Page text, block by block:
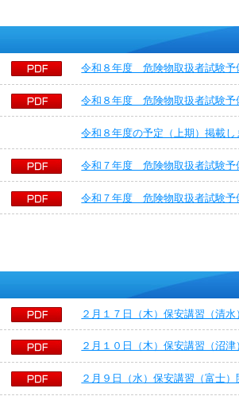
令和８年度 危険物取扱者試験
令和８年度 危険物取扱者試験
令和８年度の予定（上期）掲載し
令和７年度 危険物取扱者試験
令和７年度 危険物取扱者試験
２月１７日（木）保安講習（清
２月１０日（木）保安講習（沼
２月９日（水）保安講習（富士